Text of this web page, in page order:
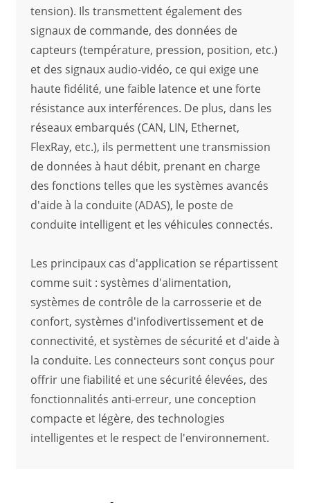
tension). Ils transmettent également des
signaux de commande, des données de
capteurs (température, pression, position, etc.)
et des signaux audio-vidéo, ce qui exige une
haute fidélité, une faible latence et une forte
résistance aux interférences. De plus, dans les
réseaux embarqués (CAN, LIN, Ethernet,
FlexRay, etc.), ils permettent une transmission
de données à haut débit, prenant en charge
des fonctions telles que les systèmes avancés
d'aide à la conduite (ADAS), le poste de
conduite intelligent et les véhicules connectés.
Les principaux cas d'application se répartissent
comme suit : systèmes d'alimentation,
systèmes de contrôle de la carrosserie et de
confort, systèmes d'infodivertissement et de
connectivité, et systèmes de sécurité et d'aide à
la conduite. Les connecteurs sont conçus pour
offrir une fiabilité et une sécurité élevées, des
fonctionnalités anti-erreur, une conception
compacte et légère, des technologies
intelligentes et le respect de l'environnement.